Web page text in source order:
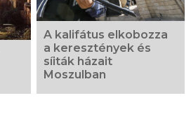
A kalifátus elkobozza
a keresztények és
síiták házait
Moszulban